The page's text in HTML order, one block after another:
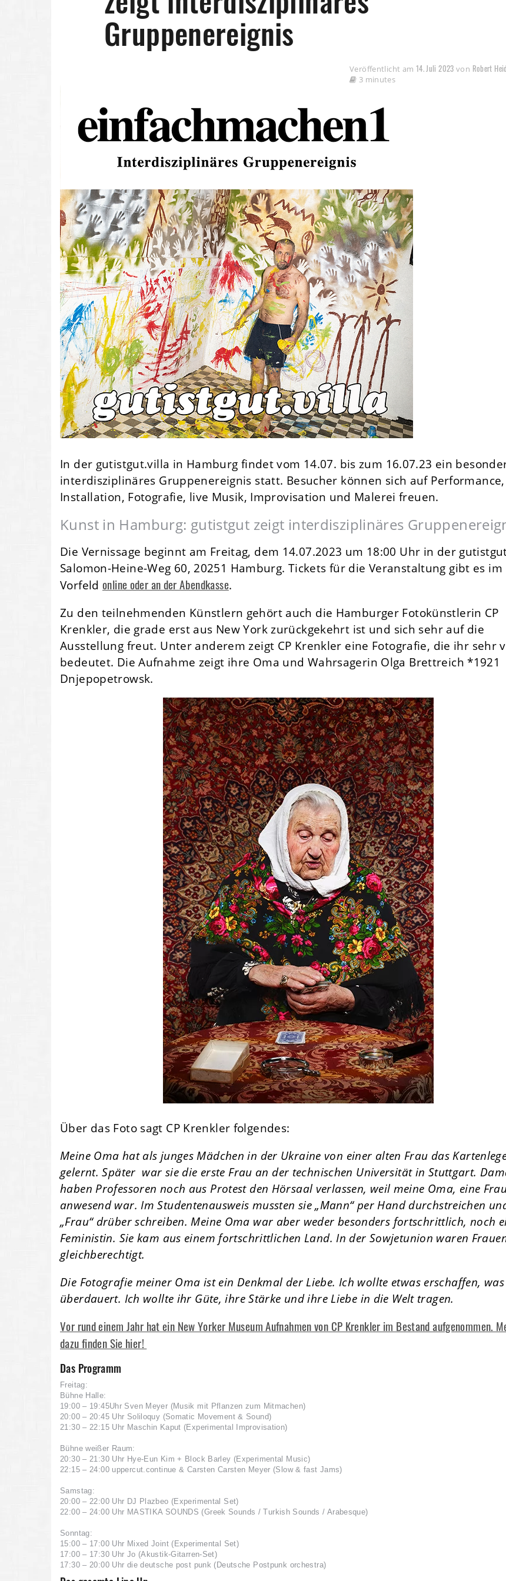
Gruppenereignis
Veröffentlicht am 14. Juli 2023 von Robert
3 minutes
In der gutistgut.villa in Hamburg findet vom 14.07. bis zum 16.07.23 ein
interdisziplinäres Gruppenereignis statt. Besucher können sich auf Performance,
Installation, Fotografie, live Musik, Improvisation und Malerei freuen.
Kunst in Hamburg: gutistgut zeigt interdisziplinäres
Die Vernissage beginnt am Freitag, dem 14.07.2023 um 18:00 Uhr in der
Salomon-Heine-Weg 60, 20251 Hamburg. Tickets für die Veranstaltung gibt es im
Vorfeld online oder an der Abendkasse.
Zu den teilnehmenden Künstlern gehört auch die Hamburger Fotokünstlerin CP
Krenkler, die grade erst aus New York zurückgekehrt ist und sich sehr auf die
Ausstellung freut. Unter anderem zeigt CP Krenkler eine Fotografie, die ihr sehr
bedeutet. Die Aufnahme zeigt ihre Oma und Wahrsagerin Olga Brettreich *1921
Dnjepopetrowsk.
Über das Foto sagt CP Krenkler folgendes:
Meine Oma hat als junges Mädchen in der Ukraine von einer alten Frau das
gelernt. Später war sie die erste Frau an der technischen Universität in Stuttgart.
haben Professoren noch aus Protest den Hörsaal verlassen, weil meine Oma, eine
anwesend war. Im Studentenausweis mussten sie „Mann“ per Hand durchstreichen
„Frau“ drüber schreiben. Meine Oma war aber weder besonders fortschrittlich, noch
Feministin. Sie kam aus einem fortschrittlichen Land. In der Sowjetunion waren
gleichberechtigt.
Die Fotografie meiner Oma ist ein Denkmal der Liebe. Ich wollte etwas erschaffen, was
überdauert. Ich wollte ihr Güte, ihre Stärke und ihre Liebe in die Welt tragen.
Vor rund einem Jahr hat ein New Yorker Museum Aufnahmen von CP Krenkler im Bestand aufgenommen.
dazu finden Sie hier!
Das Programm
Freitag:
Bühne Halle:
19:00 – 19:45Uhr Sven Meyer (Musik mit Pflanzen zum Mitmachen)
20:00 – 20:45 Uhr Soliloquy (Somatic Movement & Sound)
21:30 – 22:15 Uhr Maschin Kaput (Experimental Improvisation)
Bühne weißer Raum:
20:30 – 21:30 Uhr Hye-Eun Kim + Block Barley (Experimental Music)
22:15 – 24:00 uppercut.continue & Carsten Carsten Meyer (Slow & fast Jams)
Samstag:
20:00 – 22:00 Uhr DJ Plazbeo (Experimental Set)
22:00 – 24:00 Uhr MASTIKA SOUNDS (Greek Sounds / Turkish Sounds / Arabesque)
Sonntag:
15:00 – 17:00 Uhr Mixed Joint (Experimental Set)
17:00 – 17:30 Uhr Jo (Akustik-Gitarren-Set)
17:30 – 20:00 Uhr die deutsche post punk (Deutsche Postpunk orchestra)